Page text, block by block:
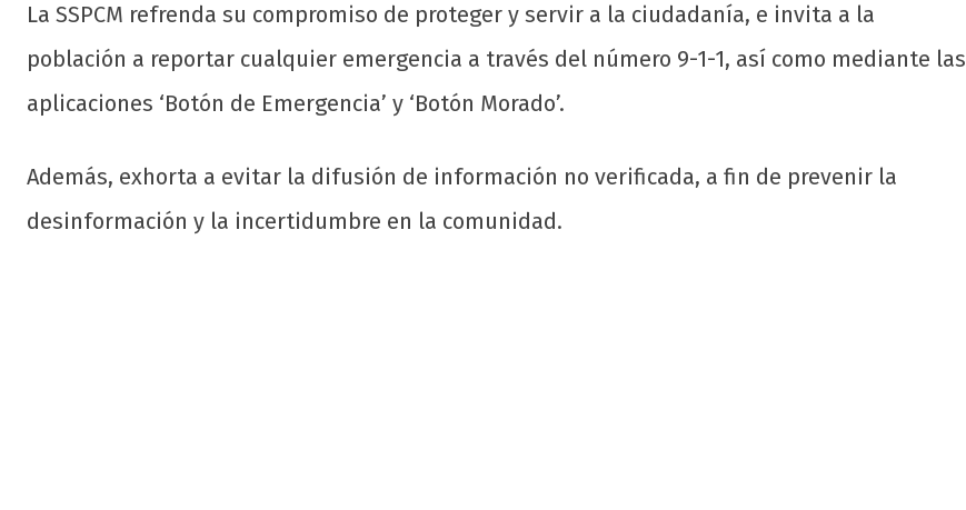
La SSPCM refrenda su compromiso de proteger y servir a la ciudadanía, e invita a la
población a reportar cualquier emergencia a través del número 9-1-1, así como mediante las
aplicaciones ‘Botón de Emergencia’ y ‘Botón Morado’.
Además, exhorta a evitar la difusión de información no verificada, a fin de prevenir la
desinformación y la incertidumbre en la comunidad.